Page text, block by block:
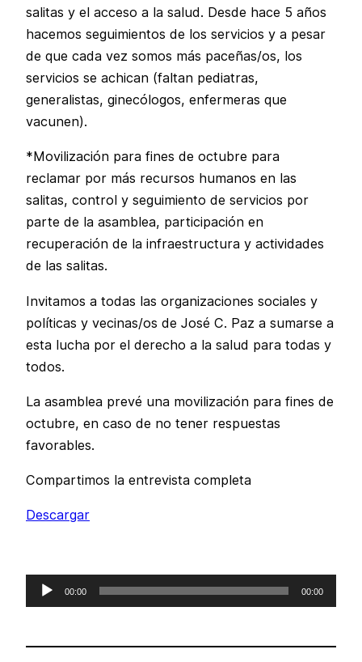
salitas y el acceso a la salud. Desde hace 5 años
hacemos seguimientos de los servicios y a pesar
de que cada vez somos más paceñas/os, los
servicios se achican (faltan pediatras,
generalistas, ginecólogos, enfermeras que
vacunen).
*Movilización para fines de octubre para
reclamar por más recursos humanos en las
salitas, control y seguimiento de servicios por
parte de la asamblea, participación en
recuperación de la infraestructura y actividades
de las salitas.
Invitamos a todas las organizaciones sociales y
políticas y vecinas/os de José C. Paz a sumarse a
esta lucha por el derecho a la salud para todas y
todos.
La asamblea prevé una movilización para fines de
octubre, en caso de no tener respuestas
favorables.
Compartimos la entrevista completa
Descargar
Reproductor
de
00:00 00:00